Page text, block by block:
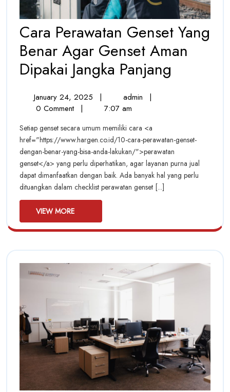
Cara Perawatan Genset Yang
Benar Agar Genset Aman
Dipakai Jangka Panjang
Benar
Agar
Genset
Jangka
Panjang
January 24, 2025
January
24,
| admin
Cara
Yang
Benar
Agar
Genset
Aman
Dipakai
|
0 Comment | 7:07 am
Setiap genset secara umum memiliki cara <a
href="https://www.hargen.co.id/10-cara-perawatan-genset-
dengan-benar-yang-bisa-anda-lakukan/">perawatan
genset</a> yang perlu diperhatikan, agar layanan purna jual
dapat dimanfaatkan dengan baik. Ada banyak hal yang perlu
dituangkan dalam checklist perawatan genset [...]
VIEW MORE
MORE